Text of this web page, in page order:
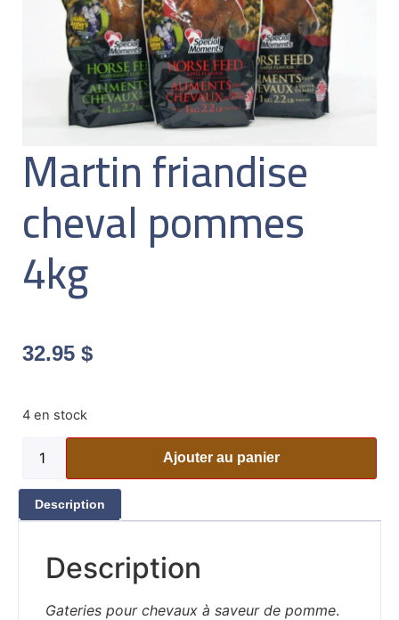
Martin friandise
cheval pommes
4kg
32.95 $
4 en stock
Ajouter au panier
Description
Description
Gateries pour chevaux à saveur de pomme.